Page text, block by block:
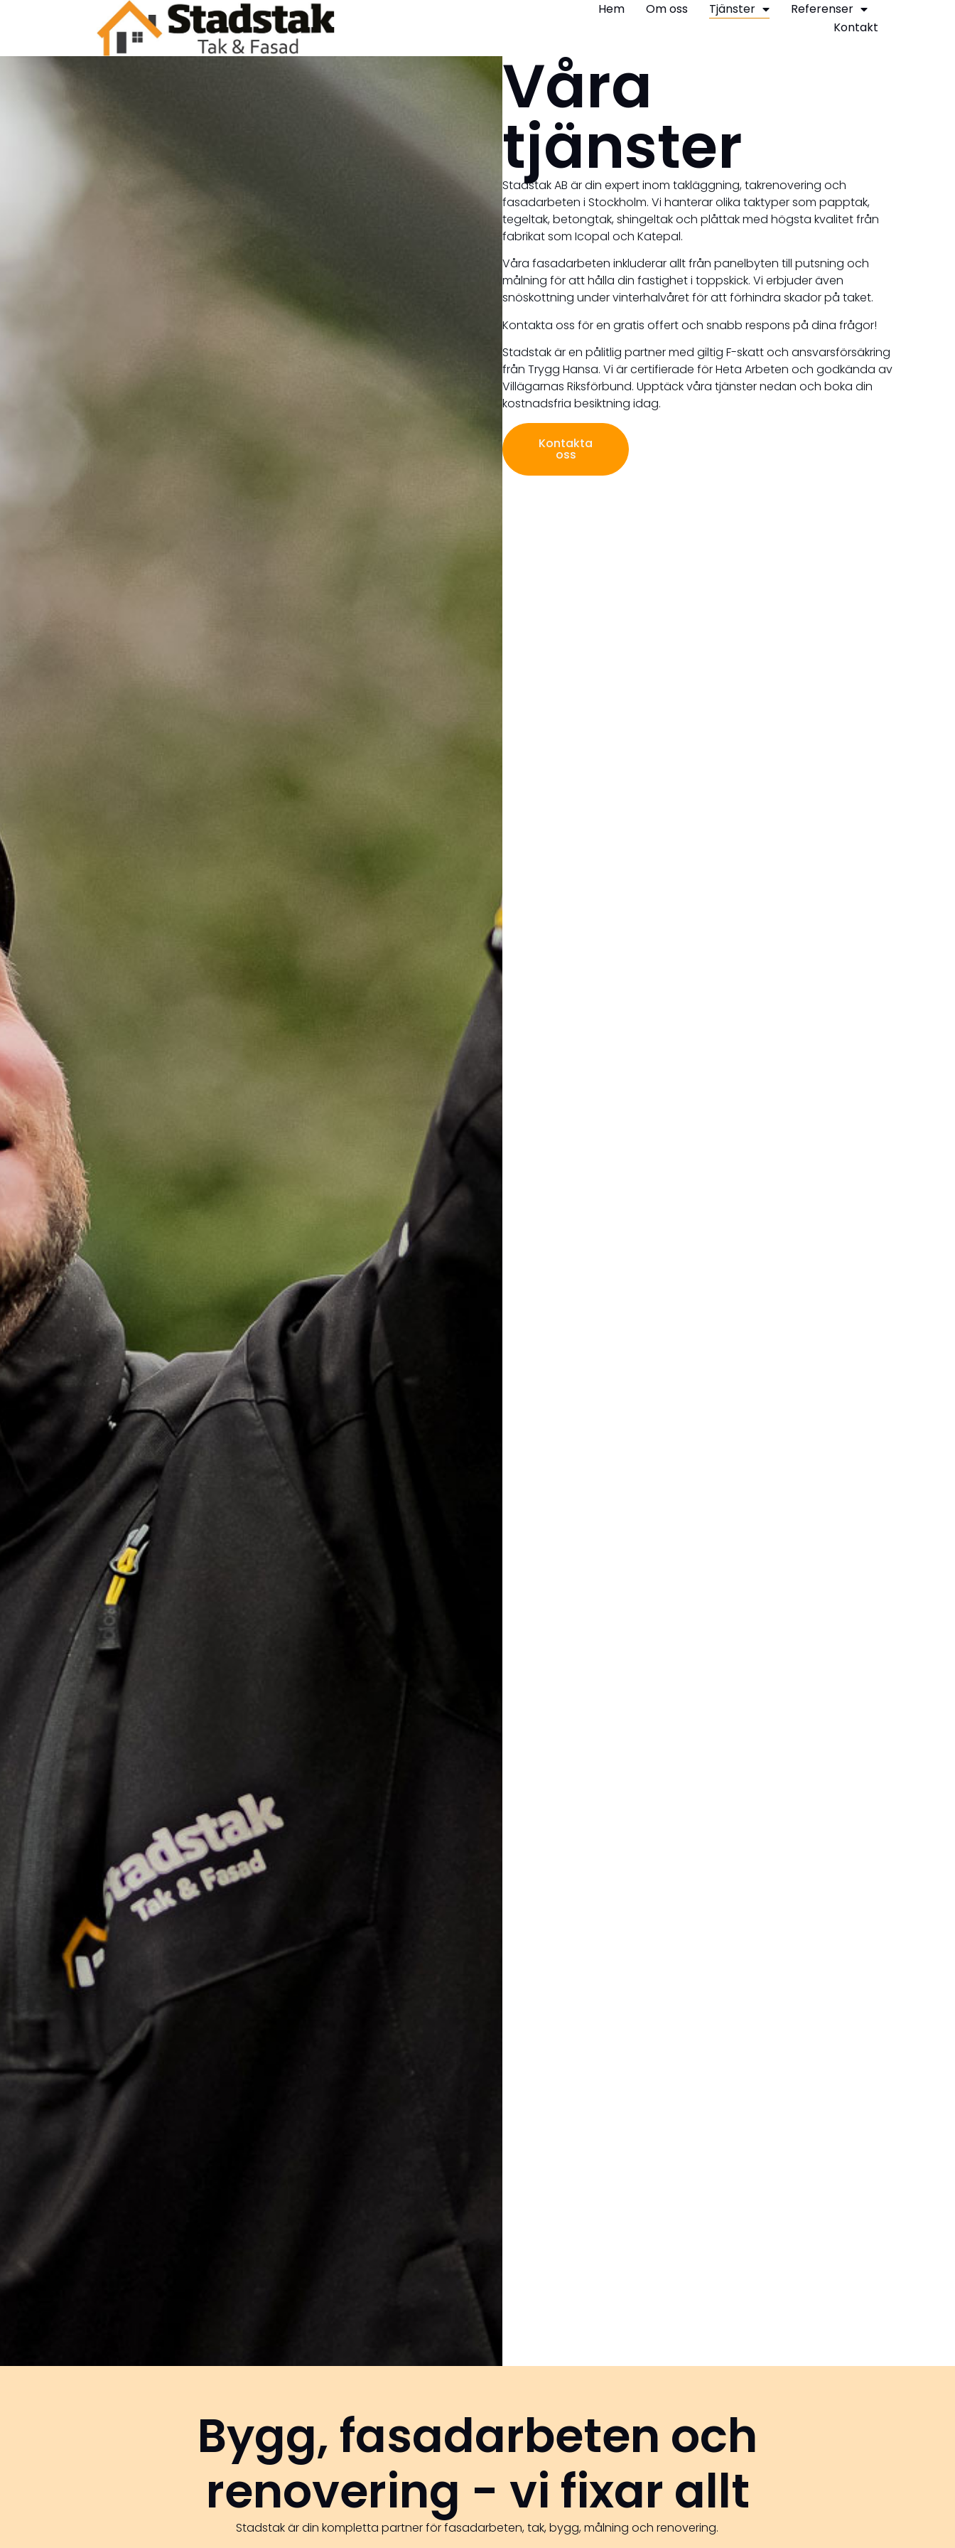
Hem Om oss Tjänster
Referenser
Kontakt
Våra
tjänster
Stadstak AB är din expert inom takläggning, takrenovering och
fasadarbeten i Stockholm. Vi hanterar olika taktyper som papptak,
tegeltak, betongtak, shingeltak och plåttak med högsta kvalitet från
fabrikat som Icopal och Katepal.
Våra fasadarbeten inkluderar allt från panelbyten till putsning och
målning för att hålla din fastighet i toppskick. Vi erbjuder även
snöskottning under vinterhalvåret för att förhindra skador på taket.
Kontakta oss för en gratis offert och snabb respons på dina frågor!
Stadstak är en pålitlig partner med giltig F-skatt och ansvarsförsäkring
från Trygg Hansa. Vi är certifierade för Heta Arbeten och godkända av
Villägarnas Riksförbund. Upptäck våra tjänster nedan och boka din
kostnadsfria besiktning idag.
Kontakta
oss
Bygg, fasadarbeten och
renovering - vi fixar allt
Stadstak är din kompletta partner för fasadarbeten, tak, bygg, målning och renovering.